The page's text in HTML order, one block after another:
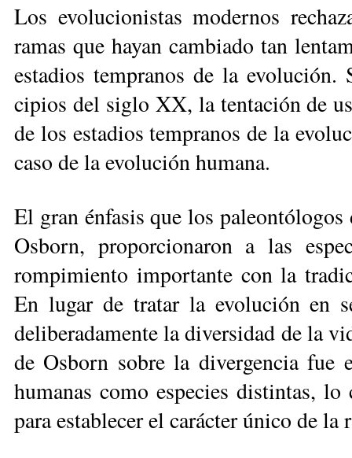
Los evolucionistas modernos
ramas que hayan cambiado tan
estadios tempranos de la
cipios del siglo XX, la tentación de
de los estadios tempranos de la
caso de la evolución humana.
El gran énfasis que los
Osborn, proporcionaron a las
rompimiento importante con la
En lugar de tratar la evolución en
deliberadamente la diversidad de la
de Osborn sobre la divergencia fue
humanas como especies distintas,
para establecer el carácter único de la